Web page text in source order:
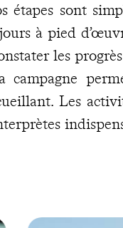
étapes sont
à pied
les
Les